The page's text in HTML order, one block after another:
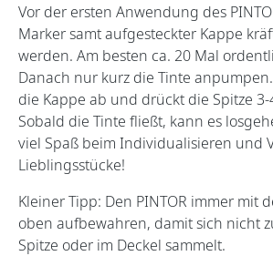
Vor der ersten Anwendung des
Marker samt aufgesteckter Kappe
werden. Am besten ca. 20 Mal
Danach nur kurz die Tinte
die Kappe ab und drückt die Spitze
Sobald die Tinte fließt, kann es
viel Spaß beim Individualisieren und
Lieblingsstücke!
Kleiner Tipp: Den PINTOR immer mit
oben aufbewahren, damit sich nicht
Spitze oder im Deckel sammelt.